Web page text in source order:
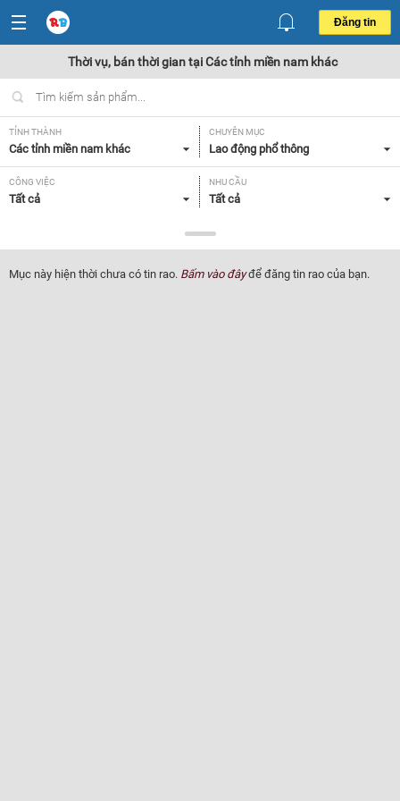
Đăng tin
Thời vụ, bán thời gian tại Các tỉnh miền nam khác
TỈNH THÀNH
Các tỉnh miền nam khác
CHUYÊN MỤC
Lao động phổ thông
CÔNG VIỆC
Tất cả
NHU CẦU
Tất cả
Tất cả
Mục này hiện thời chưa có tin rao. Bấm vào đâyđể đăng tin rao của bạn.